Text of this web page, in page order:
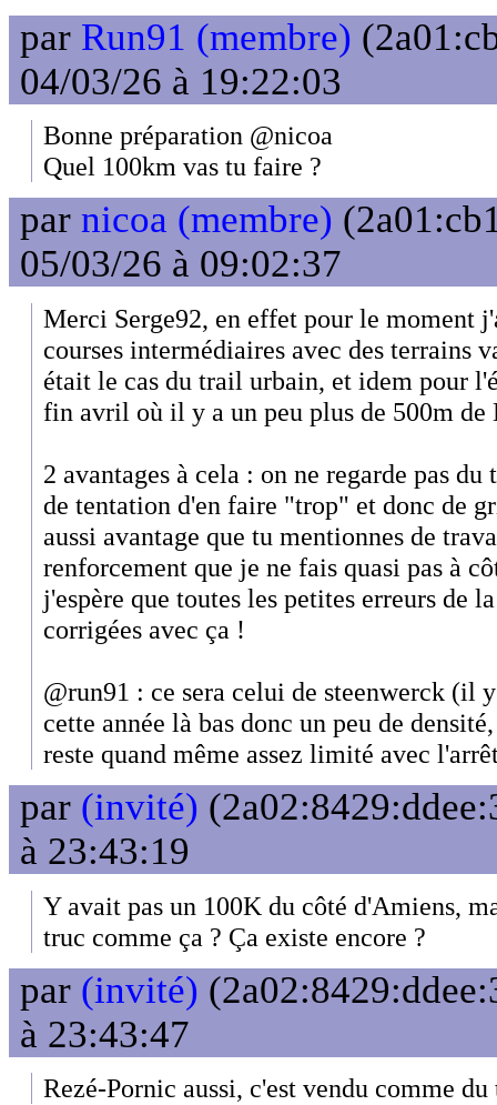
par Run91 (membre)
04/03/26 à 19:22:03
Bonne préparation @nicoa
Quel 100km vas tu faire ?
par nicoa (membre)
05/03/26 à 09:02:37
Merci Serge92, en effet pour le moment
courses intermédiaires avec des terrains
était le cas du trail urbain, et idem pour
fin avril où il y a un peu plus de 500m de
2 avantages à cela : on ne regarde pas
de tentation d'en faire "trop" et donc de
aussi avantage que tu mentionnes de
renforcement que je ne fais quasi pas à
j'espère que toutes les petites erreurs de
corrigées avec ça !
@run91 : ce sera celui de steenwerck (il
cette année là bas donc un peu de
reste quand même assez limité avec
par (invité)
à 23:43:19
Y avait pas un 100K du côté d'Amiens,
truc comme ça ? Ça existe encore ?
par (invité)
à 23:43:47
Rezé-Pornic aussi, c'est vendu comme